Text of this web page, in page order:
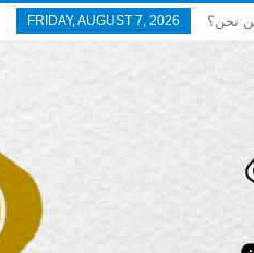
FRIDAY, AUGUST 7, 2026 نحن؟